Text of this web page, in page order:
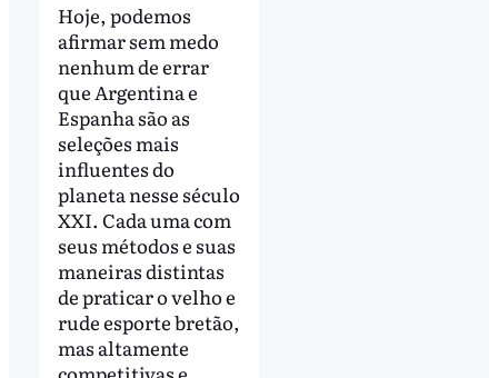
Hoje, podemos
afirmar sem medo
nenhum de errar
que Argentina e
Espanha são as
seleções mais
influentes do
planeta nesse século
XXI. Cada uma com
seus métodos e suas
maneiras distintas
de praticar o velho e
rude esporte bretão,
mas altamente